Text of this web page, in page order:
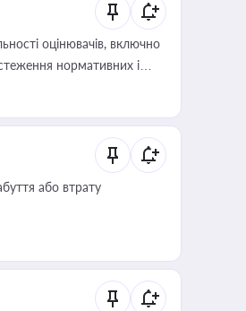
оцінювачів, включно
нормативних і
діяльності
або втрату